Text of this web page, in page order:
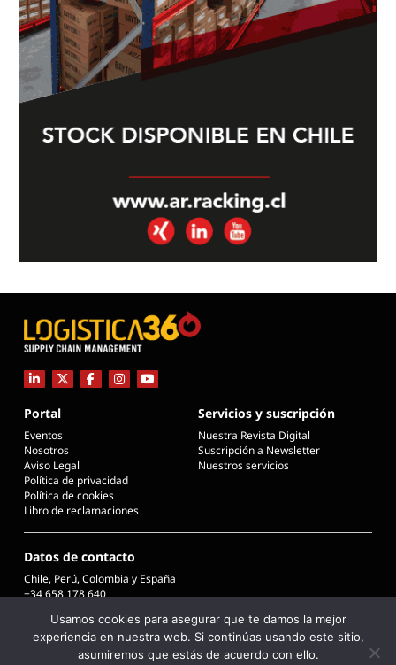
Portal
Eventos
Nosotros
Aviso Legal
Política de privacidad
Política de cookies
Libro de reclamaciones
Servicios y suscripción
Nuestra Revista Digital
Suscripción a Newsletter
Nuestros servicios
Datos de contacto
Chile, Perú, Colombia y España
+34 658 178 640
info@logistica360.pe
info@logistica360.co
info@logistica360.es
Usamos cookies para asegurar que te damos la mejor
experiencia en nuestra web. Si continúas usando este sitio,
asumiremos que estás de acuerdo con ello.